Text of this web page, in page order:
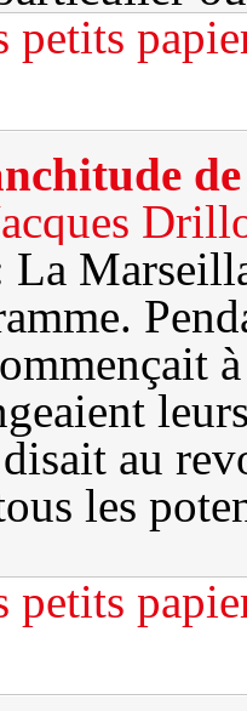
petits
La
au
les
petits